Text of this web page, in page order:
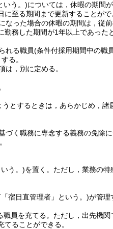
いう。)については，休暇の期間
至る期間まで更新することがで
った場合の休暇の期間は，従
勤務した期間が1年以上であった
れる職員(条件付採用期間中の職
る。
，別に定める。
とするときは，あらかじめ，諸
づく職務に専念する義務の免除
う。)を置く。 ただし，業務の
宿日直管理者」という。)が管理
員を充てる。 ただし，出先機
ることができる。